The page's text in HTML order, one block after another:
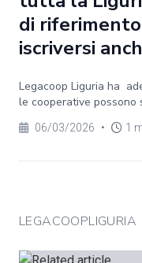
di riferimento
iscriversi
Legacoop Liguria ha
le cooperative possono
06/03/2026 • 1
LEGACOOPLIGURIA